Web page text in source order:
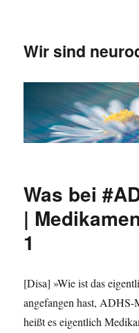
Wir sind
Was bei
|
1
[Disa] »Wie ist das
angefangen hast, ADHS-
heißt es eigentlich